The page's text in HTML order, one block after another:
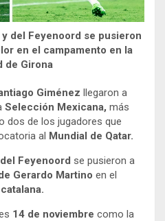
del Feyenoord se pusieron
en el campamento en la
de Girona
Giménez llegaron a
Selección Mexicana, más
dos de los jugadores que
al Mundial de Qatar.
Feyenoord se pusieron a
Gerardo Martino en el
14 de noviembre como la